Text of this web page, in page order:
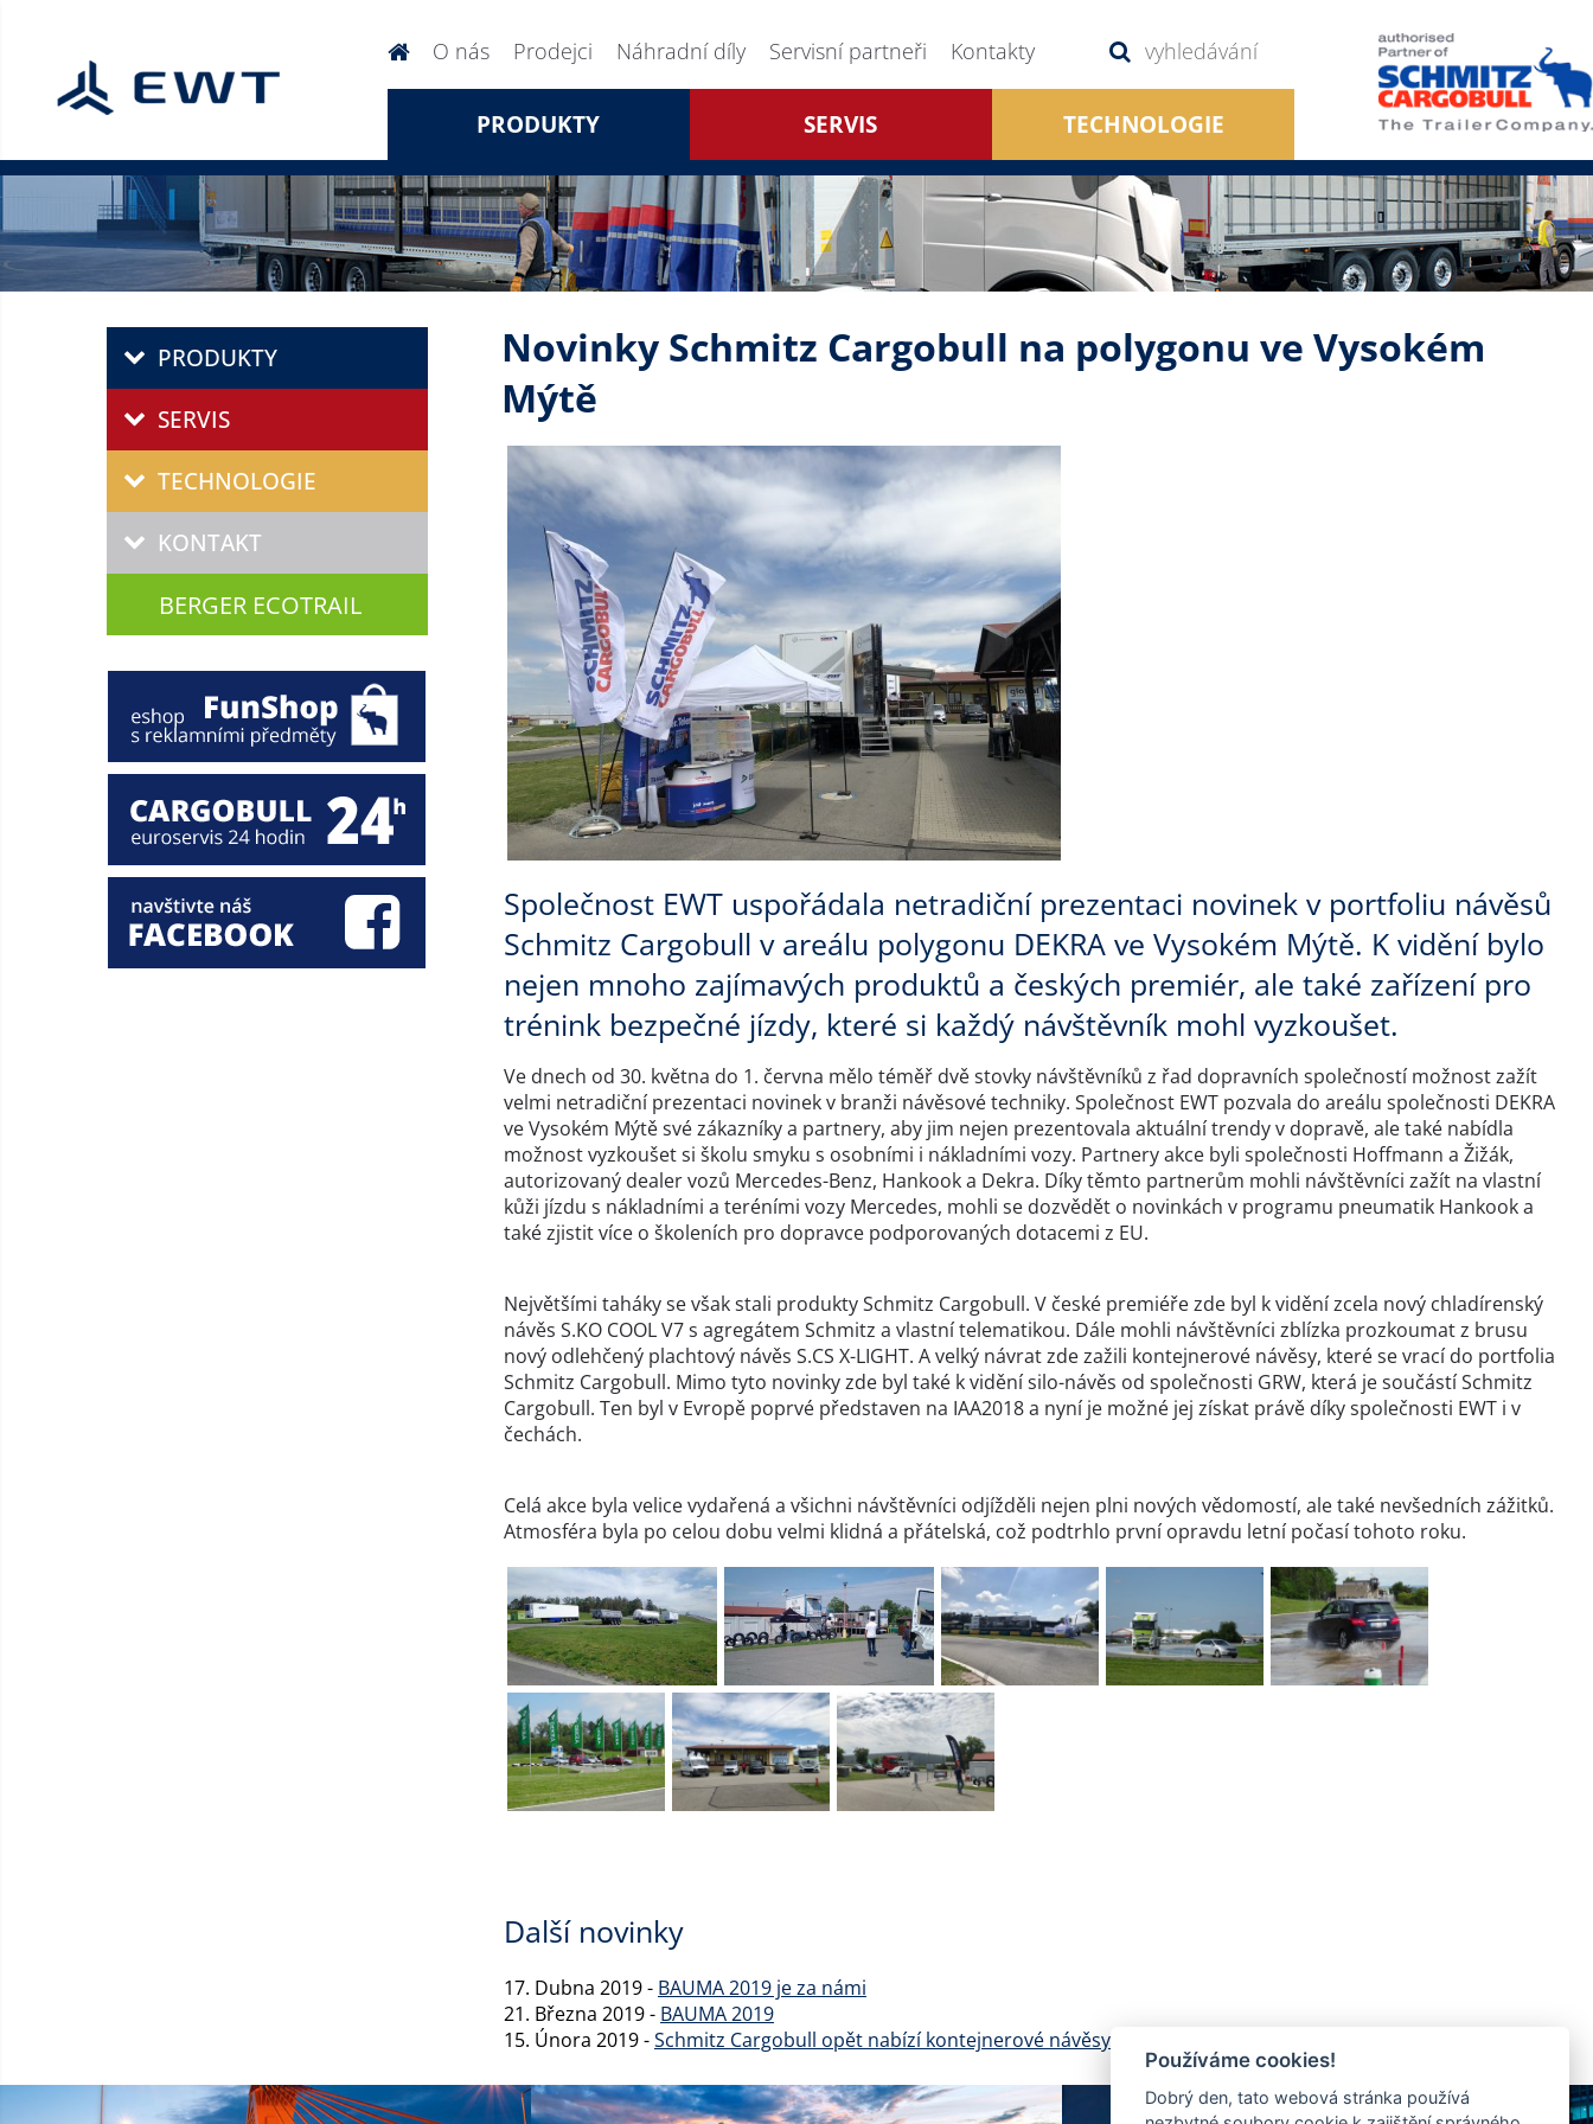
O nás Prodejci Náhradní díly Servisní partneři Kontakty
PRODUKTY SERVIS TECHNOLOGIE
Novinky Schmitz Cargobull na polygonu ve Vysokém
Mýtě
Společnost EWT uspořádala netradiční prezentaci novinek v portfoliu návěsů
Schmitz Cargobull v areálu polygonu DEKRA ve Vysokém Mýtě. K vidění bylo
nejen mnoho zajímavých produktů a českých premiér, ale také zařízení pro
trénink bezpečné jízdy, které si každý návštěvník mohl vyzkoušet.
Ve dnech od 30. května do 1. června mělo téměř dvě stovky návštěvníků z řad dopravních společností možnost zažít
velmi netradiční prezentaci novinek v branži návěsové techniky. Společnost EWT pozvala do areálu společnosti DEKRA
ve Vysokém Mýtě své zákazníky a partnery, aby jim nejen prezentovala aktuální trendy v dopravě, ale také nabídla
možnost vyzkoušet si školu smyku s osobními i nákladními vozy. Partnery akce byli společnosti Hoffmann a Žižák,
autorizovaný dealer vozů Mercedes-Benz, Hankook a Dekra. Díky těmto partnerům mohli návštěvníci zažít na vlastní
kůži jízdu s nákladními a teréními vozy Mercedes, mohli se dozvědět o novinkách v programu pneumatik Hankook a
také zjistit více o školeních pro dopravce podporovaných dotacemi z EU.
Největšími taháky se však stali produkty Schmitz Cargobull. V české premiéře zde byl k vidění zcela nový chladírenský
návěs S.KO COOL V7 s agregátem Schmitz a vlastní telematikou. Dále mohli návštěvníci zblízka prozkoumat z brusu
nový odlehčený plachtový návěs S.CS X-LIGHT. A velký návrat zde zažili kontejnerové návěsy, které se vrací do portfolia
Schmitz Cargobull. Mimo tyto novinky zde byl také k vidění silo-návěs od společnosti GRW, která je součástí Schmitz
Cargobull. Ten byl v Evropě poprvé představen na IAA2018 a nyní je možné jej získat právě díky společnosti EWT i v
čechách.
Celá akce byla velice vydařená a všichni návštěvníci odjížděli nejen plni nových vědomostí, ale také nevšedních zážitků.
Atmosféra byla po celou dobu velmi klidná a přátelská, což podtrhlo první opravdu letní počasí tohoto roku.
Další novinky
17. Dubna 2019 - BAUMA 2019 je za námi
21. Března 2019 - BAUMA 2019
15. Února 2019 -Schmitz Cargobull opět nabízí kontejnerové návěsy
PRODUKTY
SERVIS
TECHNOLOGIE
KONTAKT
BERGER ECOTRAIL
Používáme cookies!
Dobrý den, tato webová stránka používá